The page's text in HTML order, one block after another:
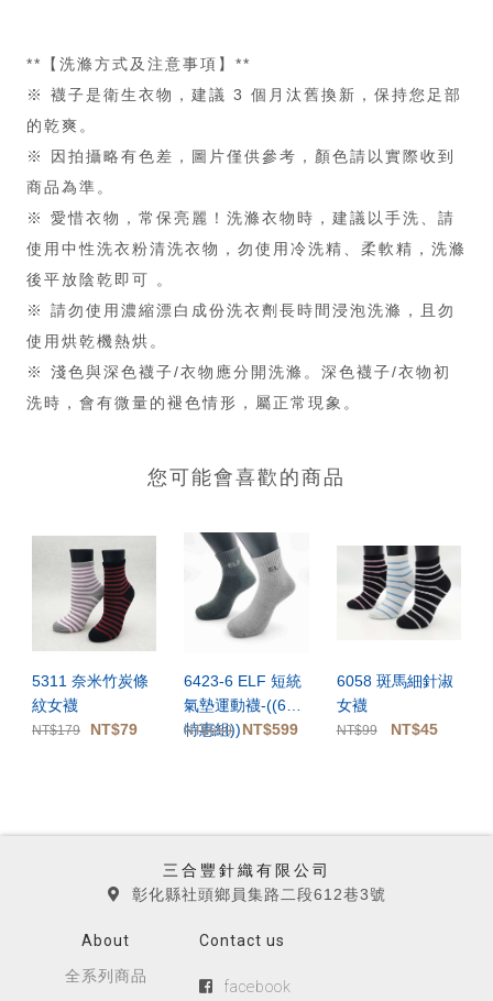
**【洗滌方式及注意事項】**
※ 襪子是衛生衣物，建議 3 個月汰舊換新，保持您足部
的乾爽。
※ 因拍攝略有色差，圖片僅供參考，顏色請以實際收到
商品為準。
※ 愛惜衣物，常保亮麗！洗滌衣物時，建議以手洗、請
使用中性洗衣粉清洗衣物，勿使用冷洗精、柔軟精，洗滌
後平放陰乾即可 。
※ 請勿使用濃縮漂白成份洗衣劑長時間浸泡洗滌，且勿
使用烘乾機熱烘。
※ 淺色與深色襪子/衣物應分開洗滌。深色襪子/衣物初
洗時，會有微量的褪色情形，屬正常現象。
您可能會喜歡的商品
5311 奈米竹炭條
紋女襪
NT$179 NT$79
6423-6 ELF 短統
氣墊運動襪-((6雙
特惠組))
NT$659 NT$599
6058 斑馬細針淑
女襪
NT$99 NT$45
三合豐針織有限公司
彰化縣社頭鄉員集路二段612巷3號
About
全系列商品
Contact us
facebook